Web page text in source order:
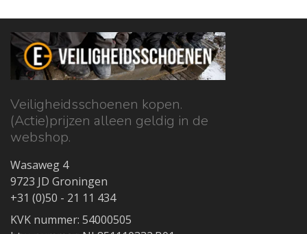
Veiligheidsschoenen kopen.
(Actie)prijzen alleen geldig in de
webshop.
Wasaweg 4
9723 JD Groningen
+31 (0)50 - 21 11 434
KVK nummer: 54000505